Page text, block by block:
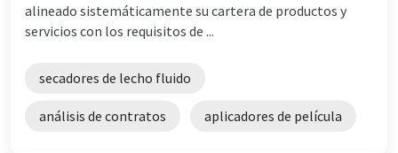
alineado sistemáticamente su cartera de productos y
servicios con los requisitos de ...
secadores de lecho fluido
análisis de contratos aplicadores de película